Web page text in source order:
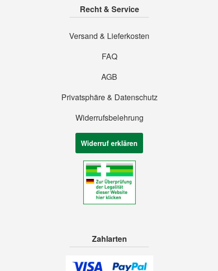
Recht & Service
Versand & Lieferkosten
FAQ
AGB
Privatsphäre & Datenschutz
Widerrufsbelehrung
Widerruf erklären
Zahlarten